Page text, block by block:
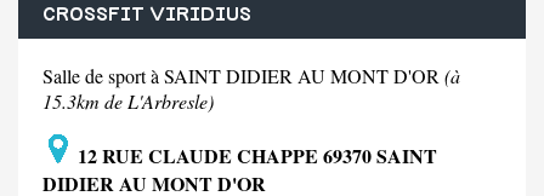
CROSSFIT VIRIDIUS
Salle de sport à SAINT DIDIER AU MONT D'OR (à
15.3km de L'Arbresle)
12 RUE CLAUDE CHAPPE 69370 SAINT
DIDIER AU MONT D'OR